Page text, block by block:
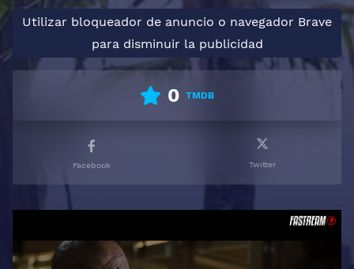
Utilizar bloqueador de anuncio o navegador Brave
para disminuir la publicidad
0 TMDB
Facebook Twitter